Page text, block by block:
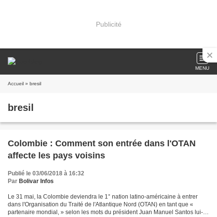
Publicité
MENU
Accueil » bresil
bresil
Colombie : Comment son entrée dans l'OTAN
affecte les pays voisins
Publié le 03/06/2018 à 16:32
Par Bolivar Infos
Le 31 mai, la Colombie deviendra le 1° nation latino-américaine à entrer
dans l'Organisation du Traité de l'Atlantique Nord (OTAN) en tant que «
partenaire mondial, » selon les mots du président Juan Manuel Santos lui-